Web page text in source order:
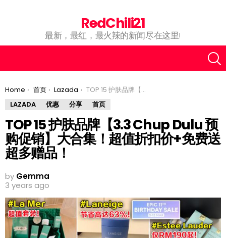
RedChili21
最新，最红，最火辣的新闻尽在这里!
You are here:
Home 首页 Lazada
TOP 15 护肤品牌【3.3 Chup Dulu 预购促销】大合集！超值折扣价+免费送超多赠品！
LAZADA
优惠 分享 首页
TOP 15 护肤品牌【3.3 Chup Dulu 预
购促销】大合集！超值折扣价+免费送
超多赠品！
by Gemma
3 years ago